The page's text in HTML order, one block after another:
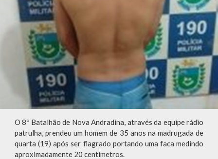
O 8º Batalhão de Nova Andradina, através da equipe rádio
patrulha, prendeu um homem de 35 anos na madrugada de
quarta (19) após ser flagrado portando uma faca medindo
aproximadamente 20 centímetros.